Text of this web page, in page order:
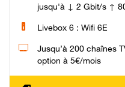
jusqu'à ↓ 2 Gbit/s ↑
Livebox 6 : Wifi 6E
Jusqu’à 200 chaînes
option à 5€/mois